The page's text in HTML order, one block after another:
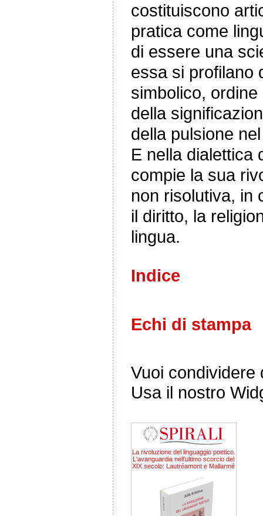
costituiscono
pratica come
di essere una
essa si profilano
simbolico,
della
della pulsione
E nella dialettica
compie la sua
non risolutiva, in
il diritto, la
lingua.
Indice
Echi di stampa
Vuoi condividere
Usa il nostro
La rivoluzione del linguaggio poetico.
L'avanguardia nell'ultimo scorcio del
XIX secolo: Lautréamont e Mallarmé